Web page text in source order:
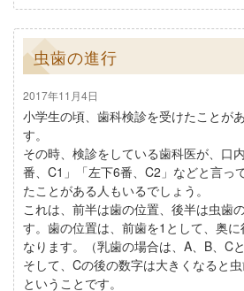
虫歯の進行
2017年11月4日
小学生の頃、歯科検診を受けたことが
す。
その時、検診をしている歯科医が、口
番、C1」「左下6番、C2」などと言っ
たことがある人もいるでしょう。
これは、前半は歯の位置、後半は虫歯
す。歯の位置は、前歯を1として、奥に
なります。（乳歯の場合は、A、B、C
そして、Cの後の数字は大きくなると
ということです。